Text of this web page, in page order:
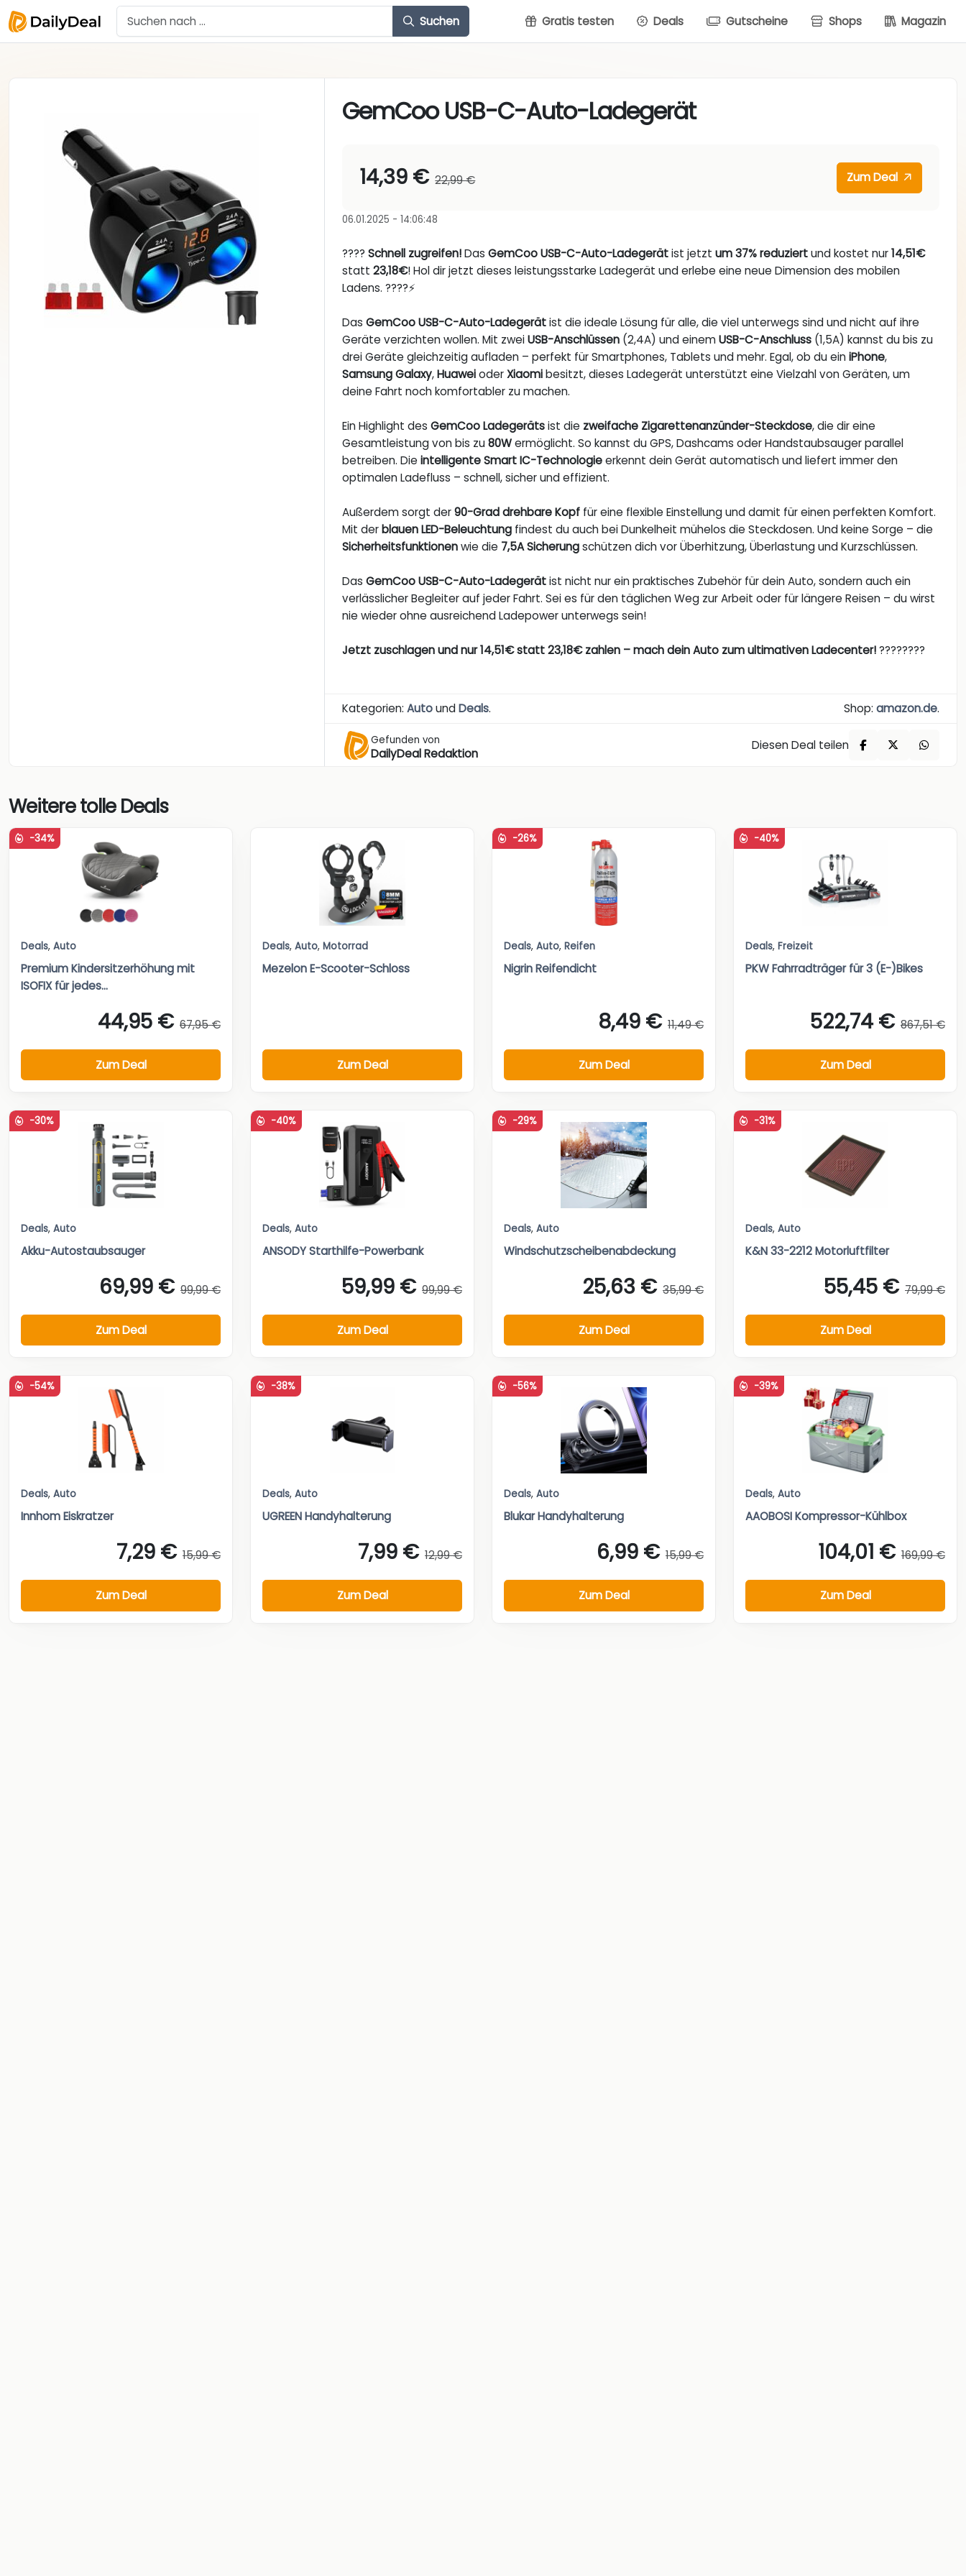
Suchen Gratis testen Deals Gutscheine Shops Magazin
GemCoo USB-C-Auto-Ladegerät
14,39 € 22,99 € Zum Deal
06.01.2025 - 14:06:48
????Schnell zugreifen!DasGemCoo USB-C-Auto-Ladegerätist jetztum 37% reduziertund kostet nur14,51€
statt23,18€! Hol dir jetzt dieses leistungsstarke Ladegerät und erlebe eine neue Dimension des mobilen
Ladens. ????⚡
DasGemCoo USB-C-Auto-Ladegerätist die ideale Lösung für alle, die viel unterwegs sind und nicht auf ihre
Geräte verzichten wollen. Mit zweiUSB-Anschlüssen (2,4A) und einemUSB-C-Anschluss (1,5A) kannst du bis zu
drei Geräte gleichzeitig aufladen – perfekt für Smartphones, Tablets und mehr. Egal, ob du einiPhone,
Samsung Galaxy,HuaweioderXiaomibesitzt, dieses Ladegerät unterstützt eine Vielzahl von Geräten, um
deine Fahrt noch komfortabler zu machen.
Ein Highlight desGemCoo Ladegerätsist die zweifache Zigarettenanzünder-Steckdose, die dir eine
Gesamtleistung von bis zu80Wermöglicht. So kannst du GPS, Dashcams oder Handstaubsauger parallel
betreiben. Dieintelligente Smart IC-Technologieerkennt dein Gerät automatisch und liefert immer den
optimalen Ladefluss – schnell, sicher und effizient.
Außerdem sorgt der90-Grad drehbare Kopf für eine flexible Einstellung und damit für einen perfekten Komfort.
Mit derblauen LED-Beleuchtung findest du auch bei Dunkelheit mühelos die Steckdosen. Und keine Sorge – die
Sicherheitsfunktionenwie die 7,5A Sicherungschützen dich vor Überhitzung, Überlastung und Kurzschlüssen.
DasGemCoo USB-C-Auto-Ladegerätist nicht nur ein praktisches Zubehör für dein Auto, sondern auch ein
verlässlicher Begleiter auf jeder Fahrt. Sei es für den täglichen Weg zur Arbeit oder für längere Reisen – du wirst
nie wieder ohne ausreichend Ladepower unterwegs sein!
Jetzt zuschlagen und nur 14,51€ statt 23,18€ zahlen – mach dein Auto zum ultimativen Ladecenter!????????
Kategorien:AutoundDeals. Shop: amazon.de.
Gefunden von
DailyDeal Redaktion
Diesen Deal teilen
Weitere tolle Deals
-34%
Deals, Auto
Premium Kindersitzerhöhung mit
ISOFIX für jedes...
44,95 € 67,95 €
Zum Deal
Deals, Auto, Motorrad
Mezelon E-Scooter-Schloss
Zum Deal
-26%
Deals, Auto, Reifen
Nigrin Reifendicht
8,49 € 11,49 €
Zum Deal
-40%
Deals, Freizeit
PKW Fahrradträger für 3 (E-)Bikes
522,74 € 867,51 €
Zum Deal
-30%
Deals, Auto
Akku-Autostaubsauger
69,99 € 99,99 €
Zum Deal
-40%
Deals, Auto
ANSODY Starthilfe-Powerbank
59,99 € 99,99 €
Zum Deal
-29%
Deals, Auto
Windschutzscheibenabdeckung
25,63 € 35,99 €
Zum Deal
-31%
Deals, Auto
K&N 33-2212 Motorluftfilter
55,45 € 79,99 €
Zum Deal
-54%
Deals, Auto
Innhom Eiskratzer
7,29 € 15,99 €
Zum Deal
-38%
Deals, Auto
UGREEN Handyhalterung
7,99 € 12,99 €
Zum Deal
-56%
Deals, Auto
Blukar Handyhalterung
6,99 € 15,99 €
Zum Deal
-39%
Deals, Auto
AAOBOSI Kompressor-Kühlbox
104,01 € 169,99 €
Zum Deal